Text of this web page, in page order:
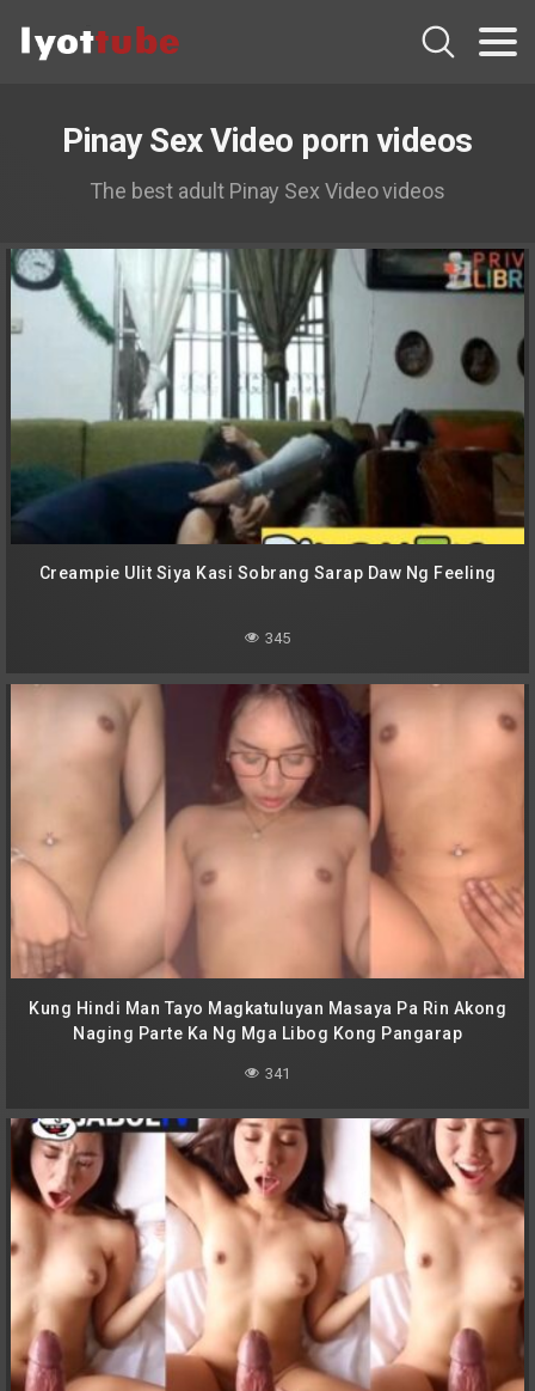
Pinay Sex Video porn videos
The best adult Pinay Sex Video videos
Creampie Ulit Siya Kasi Sobrang Sarap Daw Ng Feeling
345
Kung Hindi Man Tayo Magkatuluyan Masaya Pa Rin Akong
Naging Parte Ka Ng Mga Libog Kong Pangarap
341